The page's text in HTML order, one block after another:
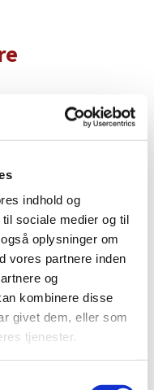
indhold og
sociale medier og til
oplysninger om
vores partnere inden
og
kombinere disse
givet dem, eller som
tjenester.
Pigespejdere.
børnene og de
nogle gange det
med udendørs
at gøre.
De Grønne, er der
med
og unge gode